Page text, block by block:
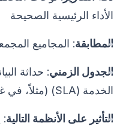
الأداء الرئيسية الصحيحة
المطابقة: المجاميع
الجدول الزمني: حداثة
الخدمة (SLA) (مثلاً، في غضون ساعتين)
التأثير على الأنظمة التالية: